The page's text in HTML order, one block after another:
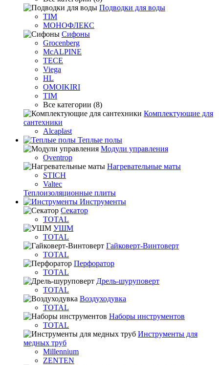
Подводки для воды
TIM
МОНОФЛЕКС
Сифоны
Grocenberg
McALPINE
TECE
Viega
HL
OMOIKIRI
TIM
Все категории (8)
Комплектующие для
сантехники
Alcaplast
Теплые полы
Модули управления
Oventrop
Нагревательные маты
STICH
Valtec
Теплоизоляционные плиты
Инструменты
Секатор
TOTAL
УШМ
TOTAL
Гайковерт-Винтоверт
TOTAL
Перфоратор
TOTAL
Дрель-шуруповерт
TOTAL
Воздуходувка
TOTAL
Наборы инструментов
TOTAL
Инструменты для
медных труб
Millennium
ZENTEN